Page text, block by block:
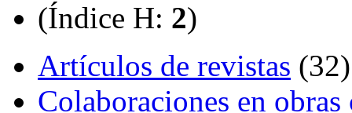
(Índice H: 2)
Artículos de revistas (32)
Colaboraciones en